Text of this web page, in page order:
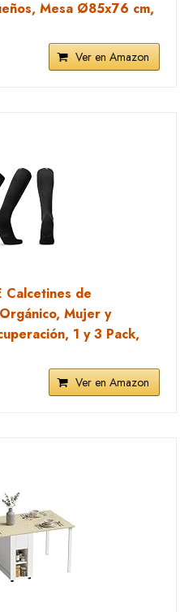
Mesa Ø85x76 cm,
Ver en Amazon
Calcetines de
Mujer y
1 y 3 Pack,
Ver en Amazon